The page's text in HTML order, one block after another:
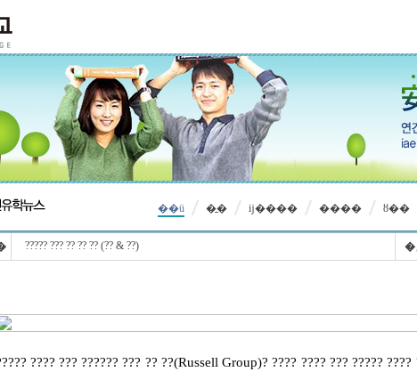
��ü �̱� ĳ���� ���� ȣ��
????? ??? ?? ?? ?? (?? & ??)
???? ??? ?????? ??? ?? ??(Russell Group)? ???? ???? ??? ?????